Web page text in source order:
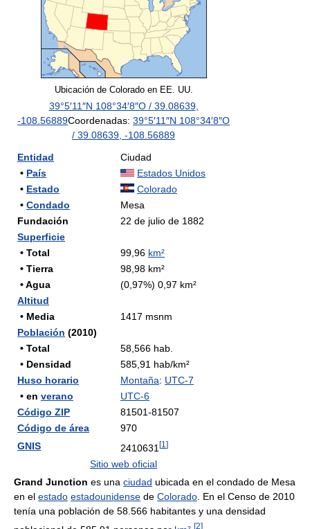
Ubicación de Colorado en EE. UU.
39°5′11″N 108°34′8″O/ 39.08639,
-108.56889Coordenadas: 39°5′11″N 108°34′8″O
/ 39.08639 -108.56889
Entidad
Ciudad
• País
Estados Unidos
• Estado
Colorado
• Condado
Mesa
Fundación
22 de julio de 1882
Superficie
• Total
99,96 km²
• Tierra
98,98 km²
• Agua
(0,97%) 0,97 km²
Altitud
• Media
1417 msnm
Población (2010)
• Total
58,566 hab.
• Densidad
585,91 hab/km²
Huso horario
Montaña: UTC-7
• en verano
UTC-6
Código ZIP
81501-81507
Código de área
970
GNIS
2410631 [1 ]
Sitio web oficial
Grand Junction es una ciudad ubicada en el condado de Mesa
en el estado estadounidense de Colorado . En el Censo de 2010
tenía una población de 58.566 habitantes y una densidad
[2]